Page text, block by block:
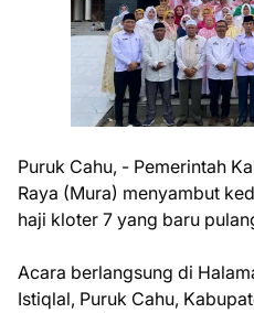
Puruk Cahu, - Pemerintah
Raya (Mura) menyambut
haji kloter 7 yang baru
Acara berlangsung di
Istiqlal, Puruk Cahu,